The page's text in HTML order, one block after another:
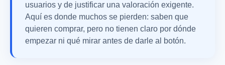
usuarios y de justificar una valoración exigente.
Aquí es donde muchos se pierden: saben que
quieren comprar, pero no tienen claro por dónde
empezar ni qué mirar antes de darle al botón.